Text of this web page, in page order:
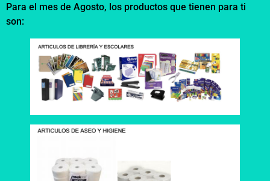
Para el mes de Agosto, los productos que tienen para ti
son: